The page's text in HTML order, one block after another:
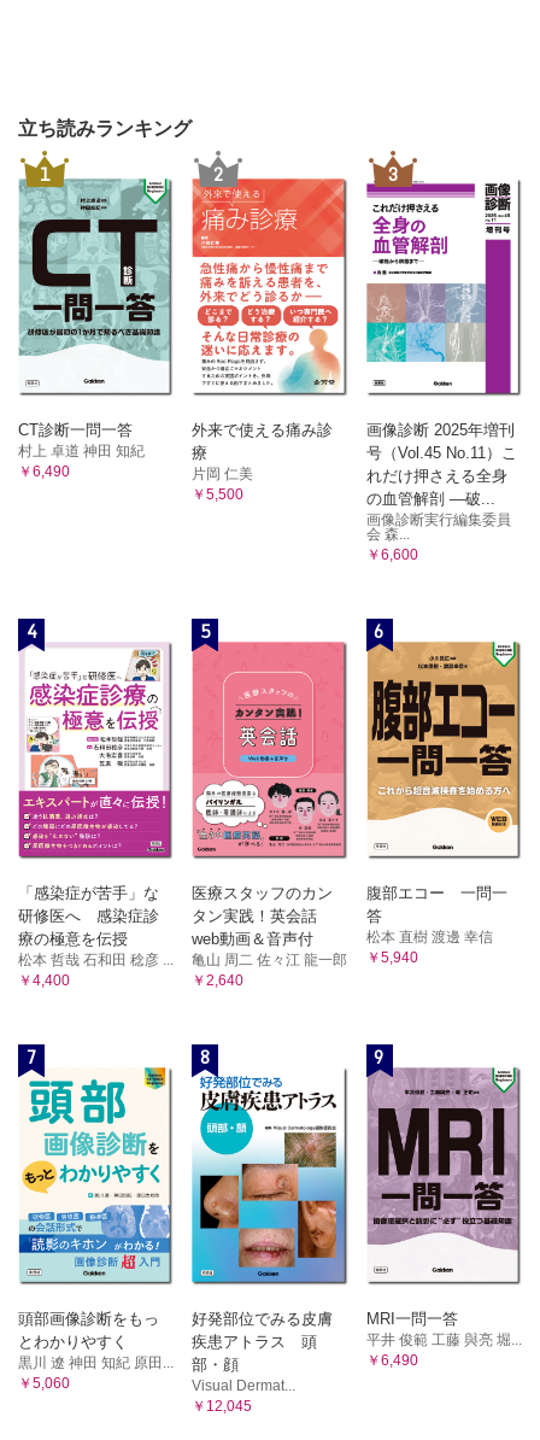
3 漢方の診察法
2）上部消化管症状に対する漢方治療 新井 信
1 症状のとらえ方
2 治療のストラテジー
3 漢方薬の使い方
3.1 食後愁訴症候群（PDS）
3.2 上腹部痛症候群（EPS）
4 経過の見方
3）下部消化管症状に対する漢方治療 飯塚徳男
1 慢性便秘
2 下痢
4）呼吸器症状に対する漢方治療 貝沼茂三郎
2 気管支炎
3 慢性閉塞性肺疾患
5）婦人科症状に対する漢方治療 堀場裕子
1 月経前症候群，月経困難症
6）加齢症状に対する漢方治療 山田恵子，柴田政彦
7）アレルギー，皮膚症状に対する漢方治療 西村 甲
1 アレルギー性鼻炎
2 アトピー性皮膚炎
8）メタボリック症候群に対する漢方治療 並木隆雄
1 メタボリック症候群の病態
2 メタボリック症候群の治療
9）その他の漢方治療 矢久保修嗣
1 二日酔い
2 術後体力低下
3 抗がん薬の副作用軽減
5 不安障害
4 漢方薬の注意点 渡辺賢治
1 代表的な副作用と漢方薬
2 漢方薬の服薬方法
【第5章 保健機能食品】
2 法律上の位置づけと分類
2 保健機能食品のエビデンス 小野寺 敏
1 健康食品情報の科学的根拠とは
2 科学的エビデンス
3 主な保健機能食品 小野寺 敏
1 特定保健用食品（トクホ）
1.1 分類
1.2 成分・素材の保健機能と使用上の注意
1.3 食品と医薬品との相互作用
2（トクホ以外の）特別用途食品
2.1 分類と表示許可基準の概要
3 栄養機能食品
5 サプリメントといわゆる「健康食品」
確認問題
索引
2 配合生薬による系統的分類 羽田紀康
1）桂枝湯類 羽田紀康
1 桂枝湯
2 桂枝加芍薬湯
3 小建中湯
4 桂枝加竜骨牡蛎湯
5 桂枝加朮附湯
2）麻黄剤 羽田紀康
1 葛根湯
3 小青竜湯
4 麻杏甘石湯
5 越婢加朮湯
3）柴胡剤と芩連剤（瀉心湯類）三巻祥浩
6 半夏瀉心湯
7 黄連解毒湯
4）大黄剤と承気湯類 三巻祥浩
1 大黄甘草湯
2 小承気湯
3 乙字湯
4 麻子仁丸
5 防風通聖散
1 八味地黄丸
2 真武湯
3 桂枝加朮附湯
3 滋陰降火湯
4 八味地黄丸
7）石膏剤 小林義典
1 白虎湯
1.1 白虎加人参湯
2 消風散
3 辛夷清肺湯
4 釣藤散
8）人参湯類と参耆剤 小林義典
1 人参湯
立ち読みランキング
1
CT診断一問一答
村上 卓道 神田 知紀
￥6,490
2
外来で使える痛み診
療
片岡 仁美
￥5,500
3
画像診断 2025年増刊
号（Vol.45 No.11）こ
れだけ押さえる全身
の血管解剖 ―破...
画像診断実行編集委員
会 森...
￥6,600
4
「感染症が苦手」な
研修医へ 感染症診
療の極意を伝授
松本 哲哉 石和田 稔彦 ...
￥4,400
5
医療スタッフのカン
タン実践！英会話
web動画＆音声付
亀山 周二 佐々江 龍一郎
￥2,640
6
腹部エコー 一問一
答
松本 直樹 渡邊 幸信
￥5,940
7
頭部画像診断をもっ
とわかりやすく
黒川 遼 神田 知紀 原田...
￥5,060
8
好発部位でみる皮膚
疾患アトラス 頭
部・顔
Visual Dermat...
￥12,045
9
MRI一問一答
平井 俊範 工藤 與亮 堀...
￥6,490